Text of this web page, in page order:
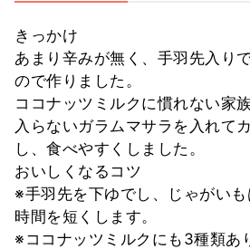
きっかけ
あまり辛みが無く、手羽先入り
ので作りました。
ココナッツミルクに慣れない家
入らないガラムマサラを入れて
し、食べやすくしました。
おいしくなるコツ
※手羽先を下ゆでし、じゃがい
時間を短くします。
※ココナッツミルクにも3種類あ